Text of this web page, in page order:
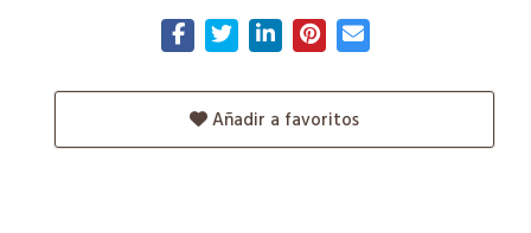
Añadir a favoritos